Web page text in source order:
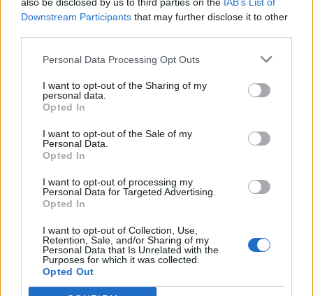
Downstream Participants that may further disclose it to other
Personal Data Processing Opt Outs
I want to opt-out of the Sharing of my
personal data.
Opted In
I want to opt-out of the Sale of my
Personal Data.
Opted In
I want to opt-out of processing my
Personal Data for Targeted Advertising.
Opted In
I want to opt-out of Collection, Use,
Retention, Sale, and/or Sharing of my
Personal Data that Is Unrelated with the
Purposes for which it was collected.
Opted Out
Psicodelia y Space Rock 🎸✨
psicodelia, space rock y atmósferas cósmicas para
tus noches de astronomía. 🪐🎸 Desconecta, mira
al firmamento y siente la gravedad cero. 💾 ¡Guarda
B C D E F G H I K
Z #